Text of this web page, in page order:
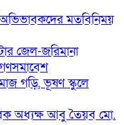
অভিভাবকদের মতবিনিময়
জেল-জরিমানা
গড়ি, ভূষণ স্কুলে
অধ্যক্ষ আবু তৈয়ব মো.